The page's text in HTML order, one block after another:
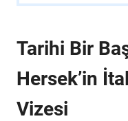
Tarihi Bir
Hersek’in
Vizesi